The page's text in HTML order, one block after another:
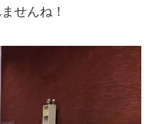
せんね！